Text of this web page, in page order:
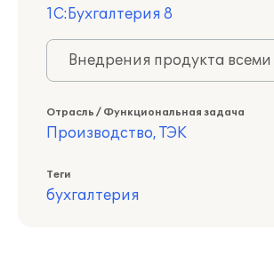
1С:Бухгалтерия 8
Внедрения продукта
Отрасль / Функциональная задача
Производство, ТЭК
Теги
бухгалтерия